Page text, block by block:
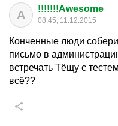
A !!!!!!!Awesome
08:45, 11.12.2015
Конченные люди
письмо в
встречать Тёщу с
всё??